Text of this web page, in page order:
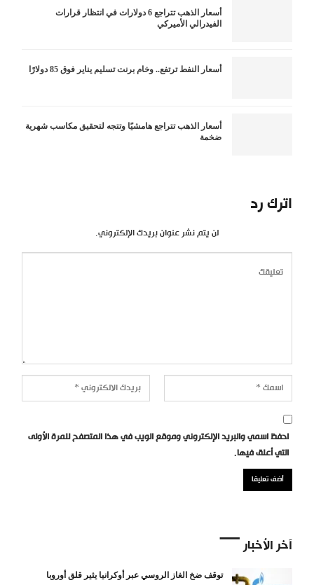
أسعار الذهب تتراجع 6 دولارات في انتظار قرارات
الفيدرالي الأميركي
أسعار النفط ترتفع.. وخام برنت تسليم يناير فوق 85 دولارًا
أسعار الذهب تتراجع هامشيًا وتتجه لتحقيق مكاسب شهرية
ضخمة
اترك رد
لن يتم نشر عنوان بريدك الإلكتروني.
احفظ اسمي والبريد الإلكتروني وموقع الويب في هذا المتصفح للمرة الأولى
التي أعلق فيها.
آخر الأخبار
توقف ضخ الغاز الروسي عبر أوكرانيا يثير قلق أوروبا